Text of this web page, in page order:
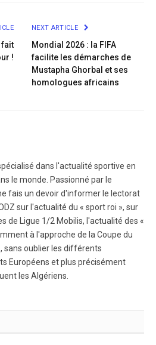
fait
!
NEXT ARTICLE
Mondial 2026 : la FIFA
facilite les démarches de
Mustapha Ghorbal et ses
homologues africains
dans l'actualité sportive en
le monde. Passionné par le
fais un devoir d'informer le lectorat
sur l'actualité du « sport roi », sur
de Ligue 1/2 Mobilis, l'actualité des «
à l'approche de la Coupe du
sans oublier les différents
Européens et plus précisément
les Algériens.